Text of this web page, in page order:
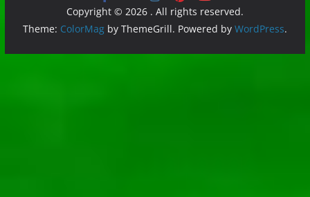
Copyright © 2026 . All rights reserved.
Theme: ColorMagby ThemeGrill. Powered by WordPress.